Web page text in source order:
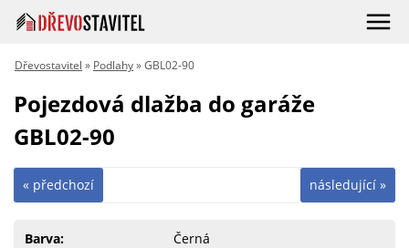
Dřevostavitel » Podlahy» GBL02-90
Pojezdová dlažba do garáže
GBL02-90
následující »
« předchozí
Barva:
Černá